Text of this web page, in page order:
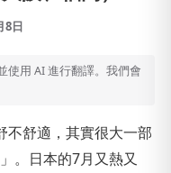
8日
使用 AI 進行翻譯。我們會
不舒適，其實很大一部
。日本的7月又熱又